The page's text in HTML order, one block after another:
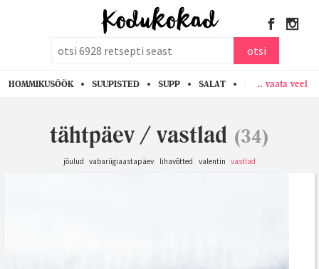
otsi
HOMMIKUSÖÖK SUUPISTED SUPP SALAT PASTA KANA
.. vaata veel
tähtpäev / vastlad (34)
jõulud vabariigiaastapäev lihavõtted valentin vastlad